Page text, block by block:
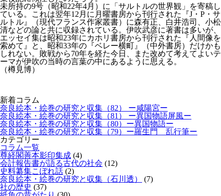
未所持の9号（昭和22年4月）に「サルトルの世界観」を寄稿し
ている。これは翌年12月に月曜書房から刊行された『J・P・サ
ルトル』（現代フランス作家叢書）に森有正、白井浩司、小松
清などの論と共に収録されている。伊吹武彦に著書は多いが、
エッセイ集は昭和23年にカホリ書房から刊行された『人間像を
索めて』と、昭和33年の『ベレー横町』（中外書房）だけかも
しれない。敗戦から70年を経た今日、また改めて考えてよいテ
ーマが伊吹の当時の言葉の中にあるように思える。
（樽見博）
新着コラム
奈良絵本・絵巻の研究と収集（82） ー咸陽宮ー
奈良絵本・絵巻の研究と収集（81） ー異国物語屏風ー
奈良絵本・絵巻の研究と収集（80）ー異国物語ー
奈良絵本・絵巻の研究と収集（79）ー羅生門 乱行筆ー
カテゴリー
コラム一覧
尊経閣善本影印集成 (4)
会計報告書が語る古代の社会 (12)
史料纂集こぼれ話 (2)
奈良絵本・絵巻の研究と収集（石川透）
(7)
社の歴史 (37)